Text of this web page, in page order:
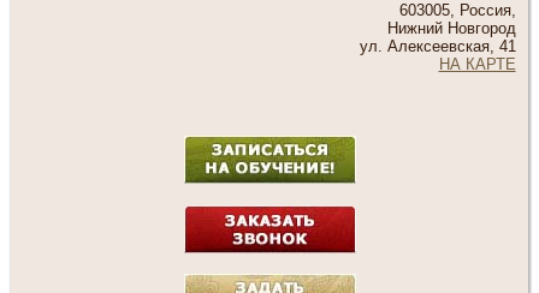
603005, Россия,
Нижний Новгород
ул. Алексеевская, 41
НА КАРТЕ